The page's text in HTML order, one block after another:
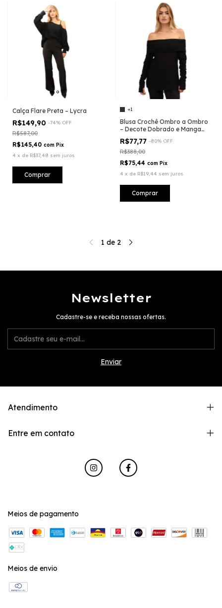
Calça Flare Preta – Lycra
R$149,90 -74% OFF
R$587,00
R$145,40 com Pix
4 x de R$37,48 sem juros
Comprar
+1
Blusa Crochê Ombro a Ombro
– Decote Dobrado e Manga
Longa com Dedinho
R$77,77 -80% OFF
R$388,00
R$75,44 com Pix
4 x de R$19,44 sem juros
Comprar
1 de 2
Newsletter
Cadastre-se e receba nossas ofertas.
Atendimento
Entre em contato
Meios de pagamento
Meios de envio